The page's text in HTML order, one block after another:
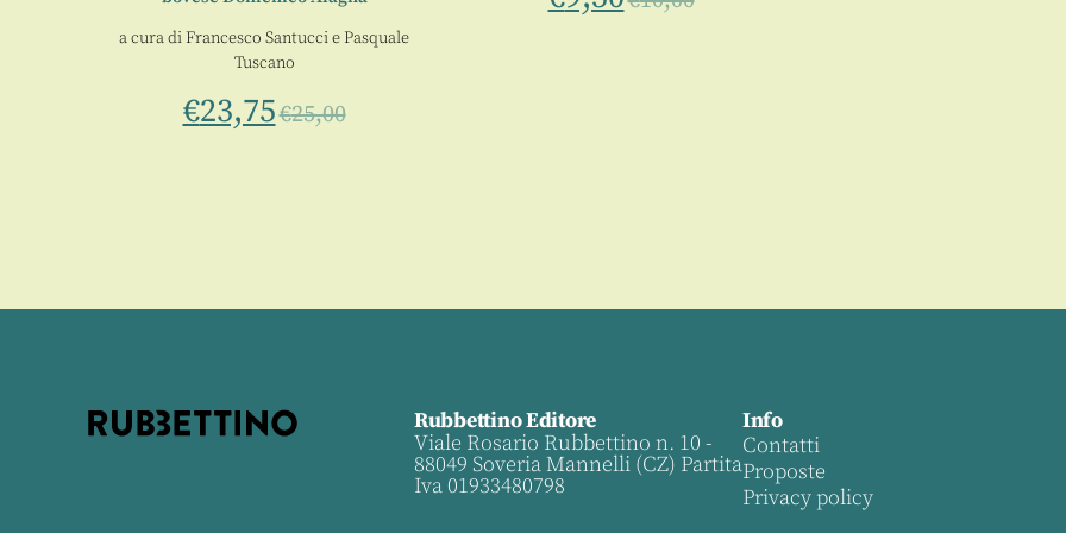
a cura diFrancesco SantucciePasquale
Tuscano
€23,75€25,00
Rubbettino Editore
Viale Rosario Rubbettino n. 10 -
88049 Soveria Mannelli (CZ) Partita
Iva 01933480798
Info
Contatti
Proposte
Privacy policy